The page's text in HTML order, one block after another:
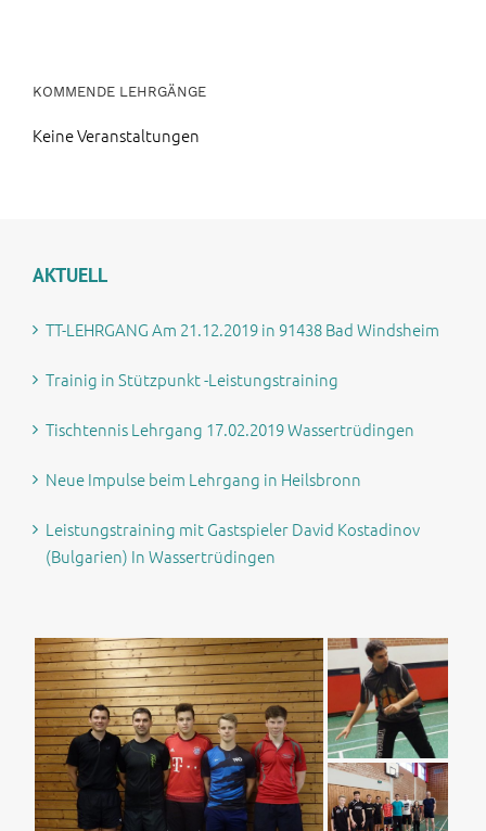
KOMMENDE LEHRGÄNGE
Keine Veranstaltungen
AKTUELL
TT-LEHRGANG Am 21.12.2019 in 91438 Bad Windsheim
Trainig in Stützpunkt -Leistungstraining
Tischtennis Lehrgang 17.02.2019 Wassertrüdingen
Neue Impulse beim Lehrgang in Heilsbronn
Leistungstraining mit Gastspieler David Kostadinov
(Bulgarien) In Wassertrüdingen